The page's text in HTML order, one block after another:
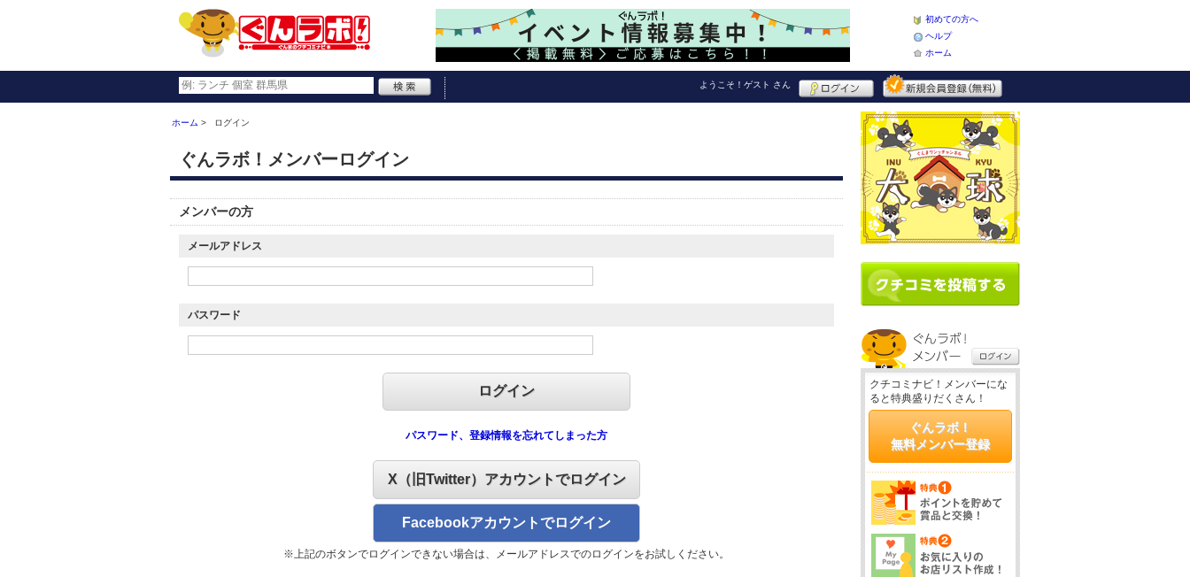
初めての方へ
ヘルプ
ホーム
ようこそ！ ゲスト さん
ホーム ログイン
ぐんラボ！メンバーログイン
メンバーの方
メールアドレス
パスワード
パスワード、登録情報を忘れてしまった方
X（旧Twitter）アカウントでログイン
Facebookアカウントでログイン
※上記のボタンでログインできない場合は、メールアドレスでのログインをお試しください。
クチコミナビ！メンバーにな
ると特典盛りだくさん！
ぐんラボ！
無料メンバー登録